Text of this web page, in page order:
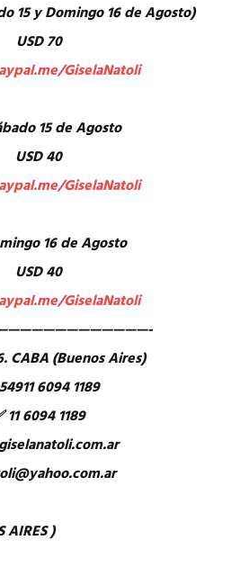
15 y Domingo 16 de Agosto)
USD 70
GiselaNatoli
15 de Agosto
USD 40
GiselaNatoli
16 de Agosto
USD 40
GiselaNatoli
CABA (Buenos Aires)
6094 1189
11 6094 1189
AIRES )